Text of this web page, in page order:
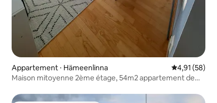
Appartement ⋅ Hämeenlinna Évaluation
4,91 (58)
Maison mitoyenne 2ème étage, 54m2 appartement de